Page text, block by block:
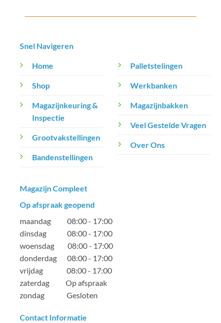
Snel Navigeren
Home
Shop
Magazijnkeuring &
Inspectie
Grootvakstellingen
Bandenstellingen
Palletstelingen
Werkbanken
Magazijnbakken
Veel Gestelde Vragen
Over Ons
Magazijn Compleet
Op afspraak geopend
maandag 08:00 - 17:00
dinsdag 08:00 - 17:00
woensdag 08:00 - 17:00
donderdag 08:00 - 17:00
vrijdag 08:00 - 17:00
zaterdag Op afspraak
zondag Gesloten
Contact Informatie